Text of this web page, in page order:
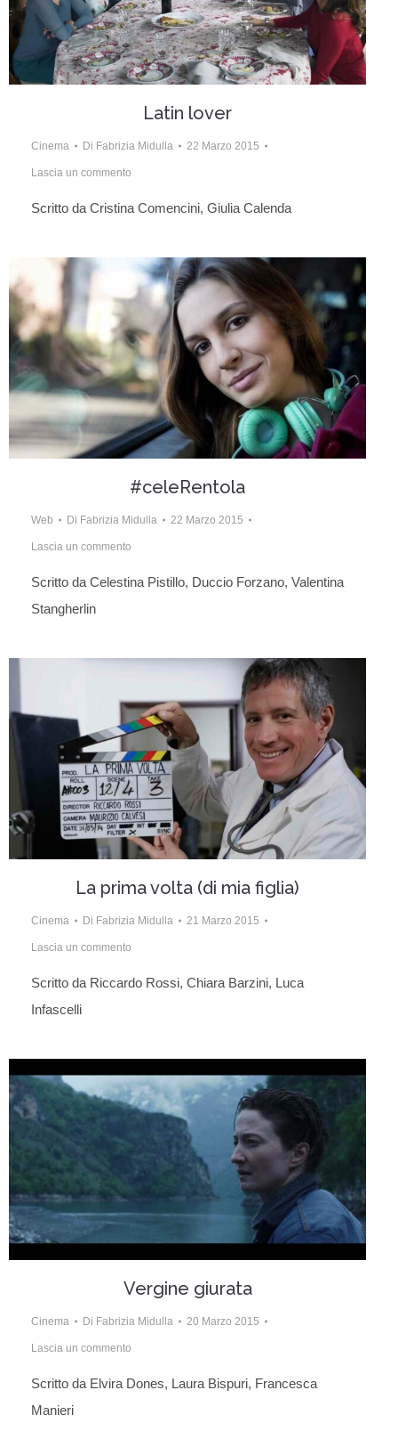
Latin lover
Cinema Di Fabrizia Midulla 22 Marzo 2015
Lascia un commento
Scritto da Cristina Comencini, Giulia Calenda
#celeRentola
Web Di Fabrizia Midulla 22 Marzo 2015
Lascia un commento
Scritto da Celestina Pistillo, Duccio Forzano, Valentina
Stangherlin
La prima volta (di mia figlia)
Cinema Di Fabrizia Midulla 21 Marzo 2015
Lascia un commento
Scritto da Riccardo Rossi, Chiara Barzini, Luca
Infascelli
Vergine giurata
Cinema Di Fabrizia Midulla 20 Marzo 2015
Lascia un commento
Scritto da Elvira Dones, Laura Bispuri, Francesca
Manieri